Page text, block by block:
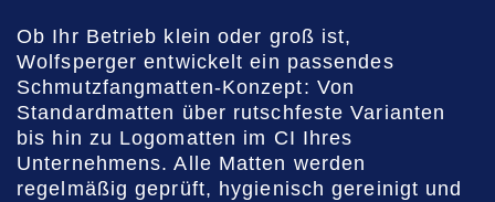
Ob Ihr Betrieb klein oder groß ist,
Wolfsperger entwickelt ein passendes
Schmutzfangmatten-Konzept: Von
Standardmatten über rutschfeste Varianten
bis hin zu Logomatten im CI Ihres
Unternehmens. Alle Matten werden
regelmäßig geprüft, hygienisch gereinigt und